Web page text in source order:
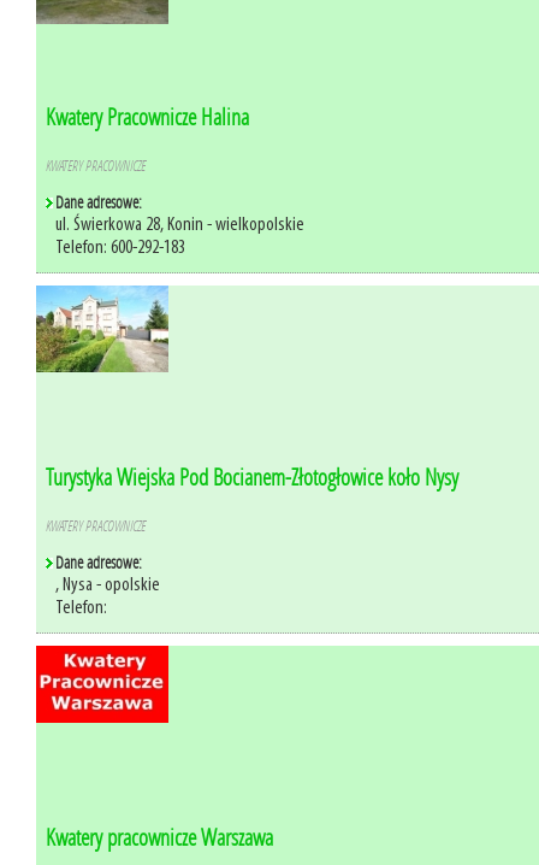
Kwatery Pracownicze Halina
KWATERY PRACOWNICZE
Dane adresowe:
ul. Świerkowa 28, Konin - wielkopolskie
Telefon: 600-292-183
Turystyka Wiejska Pod Bocianem-Złotogłowice koło Nysy
KWATERY PRACOWNICZE
Dane adresowe:
, Nysa - opolskie
Telefon:
Kwatery pracownicze Warszawa